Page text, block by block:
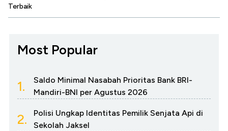
Terbaik
Most Popular
1.
Saldo Minimal Nasabah Prioritas Bank BRI-
Mandiri-BNI per Agustus 2026
2.
Polisi Ungkap Identitas Pemilik Senjata Api di
Sekolah Jaksel